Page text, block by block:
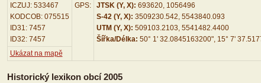
ICZUJ: 533467
KODCOB: 075515
ID31: 7457
ID32: 7457
GPS: JTSK (Y, X): 693620, 1056496
S-42 (Y, X): 3509230.542, 5543840.093
UTM (Y, X): 509103.2103, 5541482.4400
Šířka/Délka: 50° 1' 32.0845163200", 15° 7'
Ukázat na mapě
Historický lexikon obcí 2005